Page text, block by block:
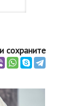
сохраните